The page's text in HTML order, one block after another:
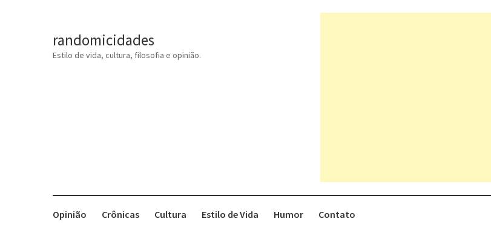
randomicidades
Estilo de vida, cultura, filosofia e opinião.
Opinião Crônicas Cultura Estilo de Vida Humor Contato